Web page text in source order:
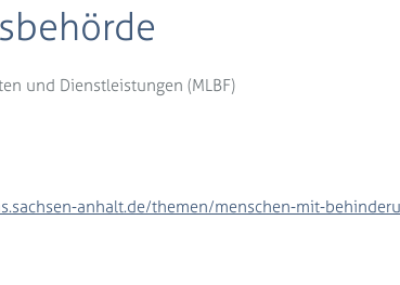
und Dienstleistungen (MLBF)
anhalt.de/themen/menschen-mit-